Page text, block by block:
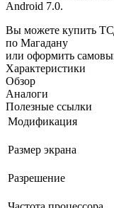
Android 7.0.
Вы можете купить
по Магадану
или оформить
Характеристики
Обзор
Аналоги
Полезные ссылки
Модификация
Размер экрана
Разрешение